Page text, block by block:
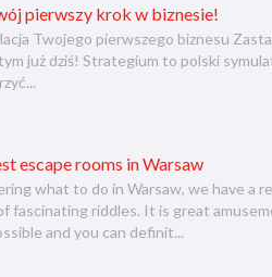
pierwszy krok w biznesie!
Twojego pierwszego biznesu
już dziś! Strategium to polski
escape rooms in Warsaw
what to do in Warsaw, we have
fascinating riddles. It is great
and you can definit...